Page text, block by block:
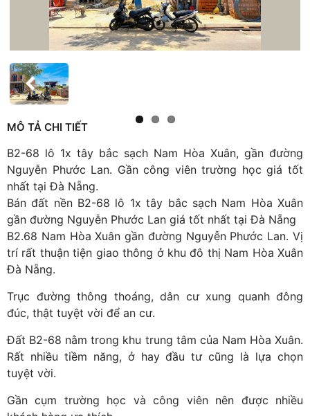
MÔ TẢ CHI TIẾT
B2-68 lô 1x tây bắc sạch Nam Hòa Xuân, gần đường
Nguyễn Phước Lan. Gần công viên trường học giá tốt
nhất tại Đà Nẵng.
Bán đất nền B2-68 lô 1x tây bắc sạch Nam Hòa Xuân
gần đường Nguyễn Phước Lan giá tốt nhất tại Đà Nẵng
B2.68 Nam Hòa Xuân gần đường Nguyễn Phước Lan. Vị
trí rất thuận tiện giao thông ở khu đô thị Nam Hòa Xuân
Đà Nẵng.
Trục đường thông thoáng, dân cư xung quanh đông
đúc, thật tuyệt vời để an cư.
Đất B2-68 nằm trong khu trung tâm của Nam Hòa Xuân.
Rất nhiều tiềm năng, ở hay đầu tư cũng là lựa chọn
tuyệt vời.
Gần cụm trường học và công viên nên được nhiều